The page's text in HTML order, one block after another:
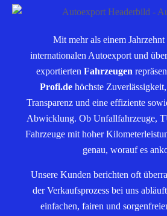
Mit mehr als einem
internationalen Autoexport und
exportierten Fahrzeugen
Profi.de höchste
Transparenz und eine effiziente
Abwicklung. Ob Unfallfahrzeuge,
Fahrzeuge mit hoher
genau, worauf es
Unsere Kunden berichten oft
der Verkaufsprozess bei uns
einfachen, fairen und